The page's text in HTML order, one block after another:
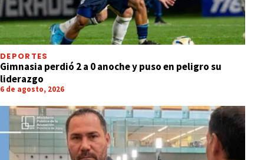
DEPORTES
Gimnasia perdió 2 a 0 anoche y puso en peligro su
liderazgo
6 de agosto, 2026